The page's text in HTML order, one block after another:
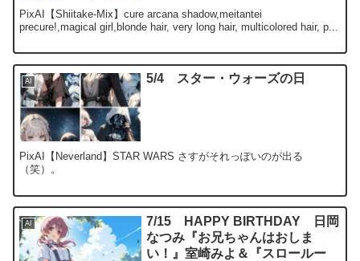
PixAI【Shiitake-Mix】cure arcana shadow,meitantei
precure!,magical girl,blonde hair, very long hair, multicolored hair, p...
AI 5/4 スター・ウォーズの日
PixAI【Neverland】STAR WARS さすがそれっぽいのが出る
（笑）。
AI
7/15 HAPPY BIRTHDAY 日岡
なつみ『お兄ちゃんはおしま
い！』室崎みよ＆『スロールー